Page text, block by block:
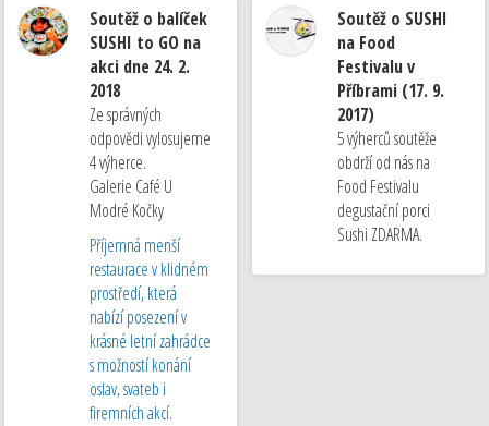
Soutěž o balíček
SUSHI to GO na
akci dne 24. 2.
2018
Ze správných
odpovědi vylosujeme
4 výherce.
Galerie Café U
Modré Kočky
Příjemná menší
restaurace v klidném
prostředí, která
nabízí posezení v
krásné letní zahrádce
s možností konání
oslav, svateb i
firemních akcí.
Soutěž o SUSHI
na Food
Festivalu v
Příbrami (17. 9.
2017)
5 výherců soutěže
obdrží od nás na
Food Festivalu
degustační porci
Sushi ZDARMA.